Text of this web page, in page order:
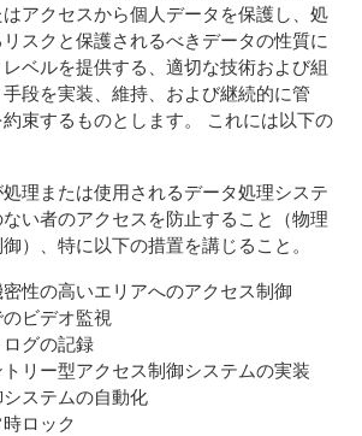
アクセスから個人データを保護し、処
スクと保護されるべきデータの性質に
ベルを提供する、適切な技術および組
段を実装、維持、および継続的に管
束するものとします。 これには以下の
理または使用されるデータ処理システ
い者のアクセスを防止すること（物理
）、特に以下の措置を講じること。
性の高いエリアへのアクセス制御
ビデオ監視
グの記録
リー型アクセス制御システムの実装
ステムの自動化
ロック